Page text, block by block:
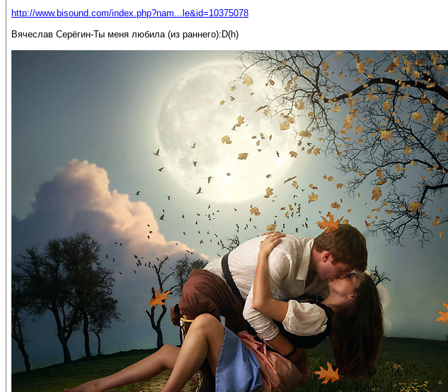
http://www.bisound.com/index.php?nam...le&id=10375078
Вячеслав Серёгин-Ты меня любила (из раннего):D(h)